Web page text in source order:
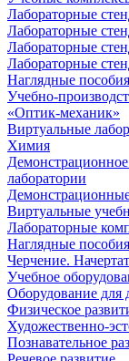
Лабораторные
Лабораторные
Лабораторные
Лабораторные
Наглядные
Учебно-
«Оптик-механик»
Виртуальные
Химия
лаборатории
Виртуальные
Лабораторные
Наглядные
Черчение.
Учебное
Оборудование для
Физическое
Художественно-
Познавательное